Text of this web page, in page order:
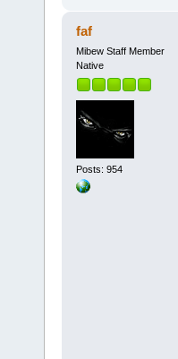
faf
Mibew Staff Member
Native
Posts: 954